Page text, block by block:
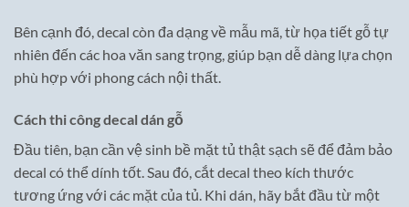
Bên cạnh đó, decal còn đa dạng về mẫu mã, từ họa tiết gỗ tự
nhiên đến các hoa văn sang trọng, giúp bạn dễ dàng lựa chọn
phù hợp với phong cách nội thất.
Cách thi công decal dán gỗ
Đầu tiên, bạn cần vệ sinh bề mặt tủ thật sạch sẽ để đảm bảo
decal có thể dính tốt. Sau đó, cắt decal theo kích thước
tương ứng với các mặt của tủ. Khi dán, hãy bắt đầu từ một